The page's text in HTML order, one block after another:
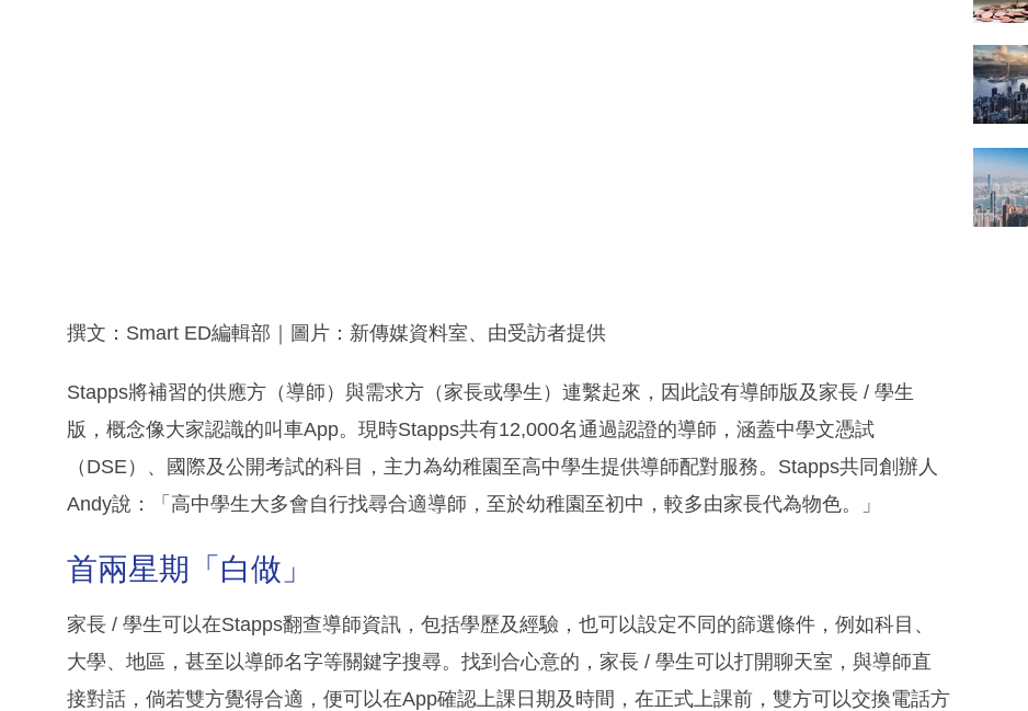
撰文：Smart ED編輯部｜圖片：新傳媒資料室、由受訪者提供
Stapps將補習的供應方（導師）與需求方（家長或學生）連繫起來，因此設有導師版及家長 / 學生
版，概念像大家認識的叫車App。現時Stapps共有12,000名通過認證的導師，涵蓋中學文憑試
（DSE）、國際及公開考試的科目，主力為幼稚園至高中學生提供導師配對服務。Stapps共同創辦人
Andy說：「高中學生大多會自行找尋合適導師，至於幼稚園至初中，較多由家長代為物色。」
首兩星期「白做」
家長 / 學生可以在Stapps翻查導師資訊，包括學歷及經驗，也可以設定不同的篩選條件，例如科目、
大學、地區，甚至以導師名字等關鍵字搜尋。找到合心意的，家長 / 學生可以打開聊天室，與導師直
接對話，倘若雙方覺得合適，便可以在App確認上課日期及時間，在正式上課前，雙方可以交換電話方